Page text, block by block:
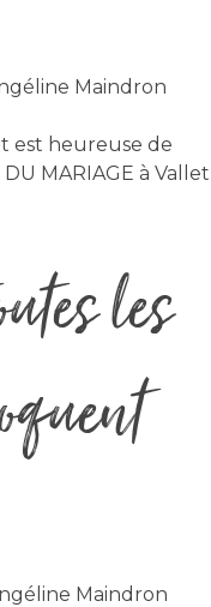
Maindron
est heureuse de
MARIAGE à Vallet
les
Maindron